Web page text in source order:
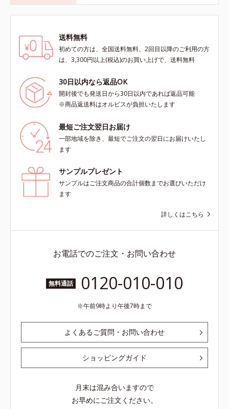
送料無料
初めての方は、全国送料無料、2回目以降のご利用の方
は、3,300円以上(税込)のお買い上げで、送料無料
30日以内なら返品OK
開封後でも発送日から30日以内であれば返品可能
※商品返送料はオルビスが負担いたします
最短ご注文翌日お届け
一部地域を除き、最短でご注文の翌日にお届けいたし
ます
サンプルプレゼント
サンプルはご注文商品の合計個数までお選びいただけ
ます
詳しくはこちら
お電話でのご注文・お問い合わせ
無料通話 0120-010-010
午前9時より午後7時まで
よくあるご質問・お問い合わせ
ショッピングガイド
月末は混み合いますので
お早めにご注文ください。